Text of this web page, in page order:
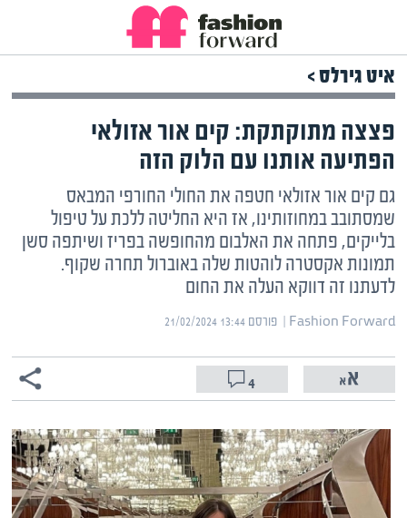
איט גירלס >
פצצה מתוקתקת: קים אור אזולאי
הפתיעה אותנו עם הלוק הזה
גם קים אור אזולאי חטפה את החולי החורפי המבאס
שמסתובב במחוזותינו, אז היא החליטה ללכת על טיפול
בלייקים, פתחה את האלבום מהחופשה בפריז ושיתפה סשן
תמונות אקסטרה לוהטות שלה באוברול תחרה שקוף.
לדעתנו זה דווקא העלה את החום
Fashion Forward | ‏ פורסם ‎21/02/2024 13:44
4